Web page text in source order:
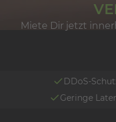
Miete Dir jetzt
DDoS-
Geringe